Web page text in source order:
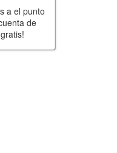
a el punto
de